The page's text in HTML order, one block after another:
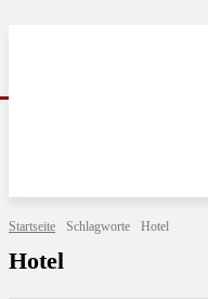
Startseite Schlagworte Hotel
Hotel